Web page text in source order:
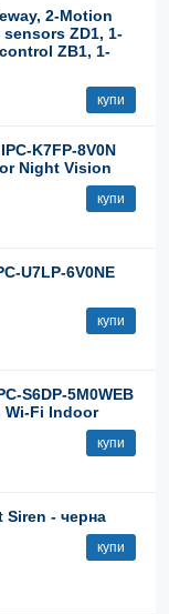
2-Motion
ZD1, 1-
ZB1, 1-
купи
K7FP-8V0N
Night Vision
купи
U7LP-6V0NE
купи
S6DP-5M0WEB
Wi-Fi Indoor
купи
- черна
купи